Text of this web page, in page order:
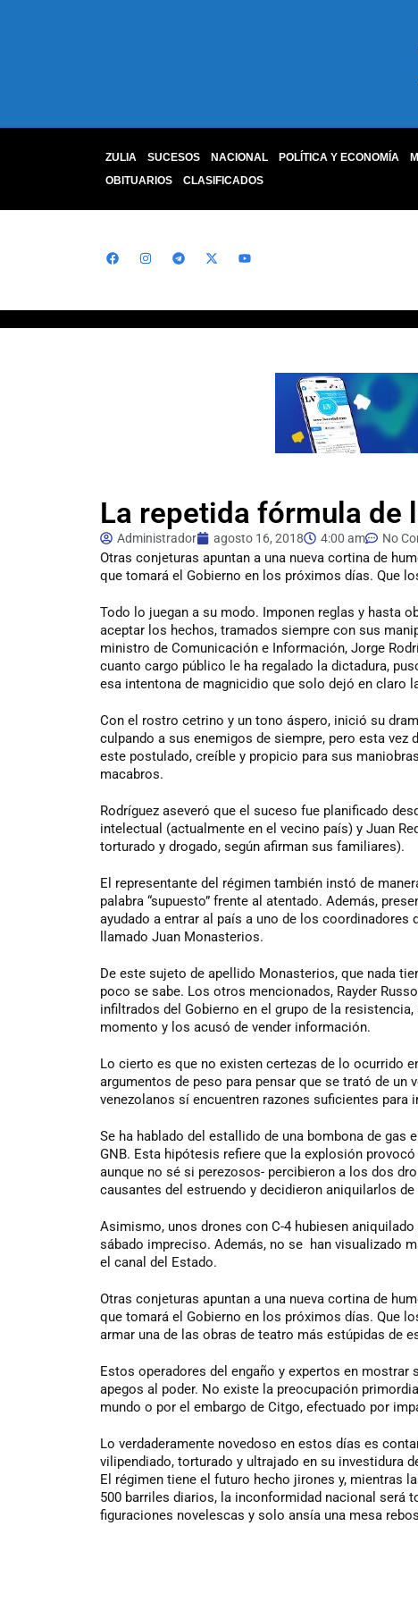
ZULIA SUCESOS NACIONAL POLÍTICA Y ECONOMÍA
OBITUARIOS
CLASIFICADOS
La repetida fórmula de
Administrador agosto 16, 2018 4:00 am No
Otras conjeturas apuntan a una nueva cortina de
que tomará el Gobierno en los próximos días. Que
Todo lo juegan a su modo. Imponen reglas y hasta
aceptar los hechos, tramados siempre con sus
ministro de Comunicación e Información, Jorge
cuanto cargo público le ha regalado la dictadura,
esa intentona de magnicidio que solo dejó en claro
Con el rostro cetrino y un tono áspero, inició su
culpando a sus enemigos de siempre, pero esta
este postulado, creíble y propicio para sus
macabros.
Rodríguez aseveró que el suceso fue planificado
intelectual (actualmente en el vecino país) y Juan
torturado y drogado, según afirman sus familiares).
El representante del régimen también instó de
palabra “supuesto” frente al atentado. Además,
ayudado a entrar al país a uno de los
llamado Juan Monasterios.
De este sujeto de apellido Monasterios, que nada
poco se sabe. Los otros mencionados, Rayder
infiltrados del Gobierno en el grupo de la
momento y los acusó de vender información.
Lo cierto es que no existen certezas de lo ocurrido
argumentos de peso para pensar que se trató de un
venezolanos sí encuentren razones suficientes para
Se ha hablado del estallido de una bombona de gas
GNB. Esta hipótesis refiere que la explosión
aunque no sé si perezosos- percibieron a los dos
causantes del estruendo y decidieron aniquilarlos
Asimismo, unos drones con C-4 hubiesen
sábado impreciso. Además, no se han visualizado
el canal del Estado.
Otras conjeturas apuntan a una nueva cortina de
que tomará el Gobierno en los próximos días. Que
armar una de las obras de teatro más estúpidas de
Estos operadores del engaño y expertos en
apegos al poder. No existe la preocupación
mundo o por el embargo de Citgo, efectuado por
Lo verdaderamente novedoso en estos días es
vilipendiado, torturado y ultrajado en su investidura
El régimen tiene el futuro hecho jirones y, mientras
500 barriles diarios, la inconformidad nacional será
figuraciones novelescas y solo ansía una mesa